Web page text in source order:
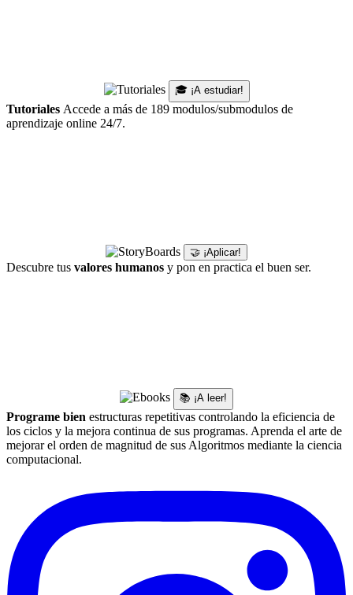
🎓 ¡A estudiar!
Tutoriales Accede a más de 189 modulos/submodulos de
aprendizaje online 24/7.
🤝 ¡Aplicar!
Descubre tus valores humanos y pon en practica el buen ser.
📚 ¡A leer!
Programe bien estructuras repetitivas controlando la eficiencia de
los ciclos y la mejora continua de sus programas. Aprenda el arte de
mejorar el orden de magnitud de sus Algoritmos mediante la ciencia
computacional.